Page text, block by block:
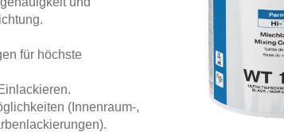
für höchste
(Innenraum-,